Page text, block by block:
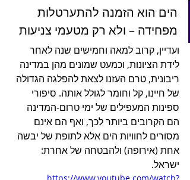
הים הוא הזמנה להתערטלות
מפחידה – ולא רק מטעמי צניעות
ועדיין, קרוב למאה וחמישים שנה לאחר
לידת הציונות, וכמעט שמונים מהן במדינה
ריבונית, טרם העזנו לצאת להפלגה הגדולה
של חיינו, קל וחומר לגולל אותה. סיפורי
ספינות המעפילים של ימי טרום-המדינה
הם הקרובים ביותר לכך, ואף הם אינם
מסורים לחוויות הים אלא לתופת של יבשה
אחת (אירופה) ולהבטחה של אחרת:
ישראל.
https://www.youtube.com/watch?